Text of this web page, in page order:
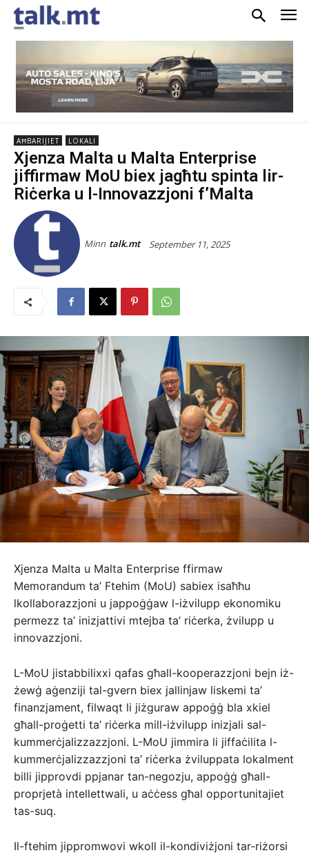
AĦBARIJIET LOKALI
Xjenza Malta u Malta Enterprise
jiffirmaw MoU biex jagħtu spinta lir-
Riċerka u l-Innovazzjoni f’Malta
Minn talk.mt September 11, 2025
Xjenza Malta u Malta Enterprise ffirmaw
Memorandum ta’ Ftehim (MoU) sabiex isaħħu
lkollaborazzjoni u jappoġġaw l-iżvilupp ekonomiku
permezz ta’ inizjattivi mtejba ta’ riċerka, żvilupp u
innovazzjoni.
L-MoU jistabbilixxi qafas għall-kooperazzjoni bejn iż-
żewġ aġenziji tal-gvern biex jallinjaw liskemi ta’
finanzjament, filwaqt li jiżguraw appoġġ bla xkiel
għall-proġetti ta’ riċerka mill-iżvilupp inizjali sal-
kummerċjalizzazzjoni. L-MoU jimmira li jiffaċilita l-
kummerċjalizzazzjoni ta’ riċerka żviluppata lokalment
billi jipprovdi ppjanar tan-negozju, appoġġ għall-
proprjetà intellettwali, u aċċess għal opportunitajiet
tas-suq.
Il-ftehim jippromwovi wkoll il-kondiviżjoni tar-riżorsi